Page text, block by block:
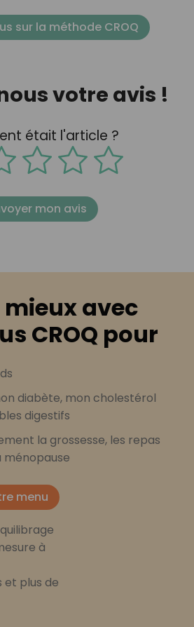
sur la méthode CROQ
votre avis !
était l'article ?
mon avis
mieux avec
CROQ pour
diabète, mon cholestérol
digestifs
la grossesse, les repas
ménopause
menu
à
et plus de